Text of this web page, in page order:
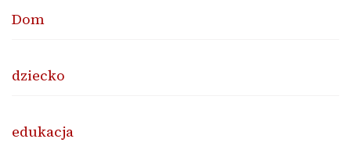
Dom
dziecko
edukacja